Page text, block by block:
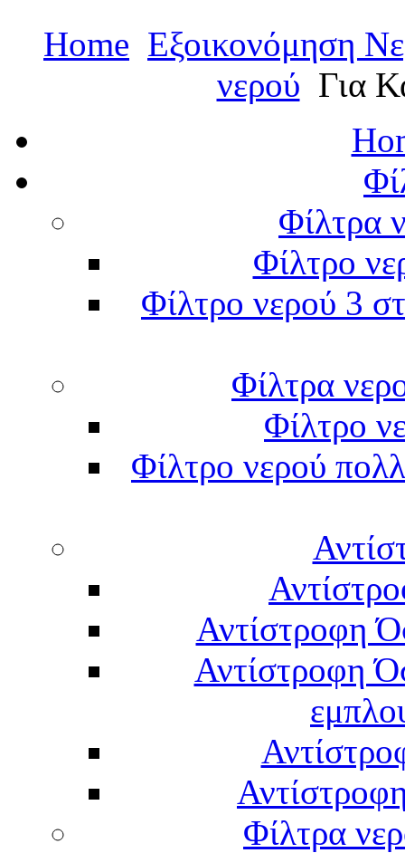
Home Εξοικονόμηση
νερού Για
Φίλτρα
Φίλτρο
Φίλτρο νερού 3
Φίλτρα
Φίλτρο
Φίλτρο νερού
Αντίστροφη
Αντίστροφη
Φίλτρα